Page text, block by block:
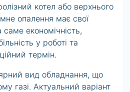
котел або верхнього
опалення має свої
економічність,
у роботі та
термін.
вид обладнання, що
газі. Актуальний варіант